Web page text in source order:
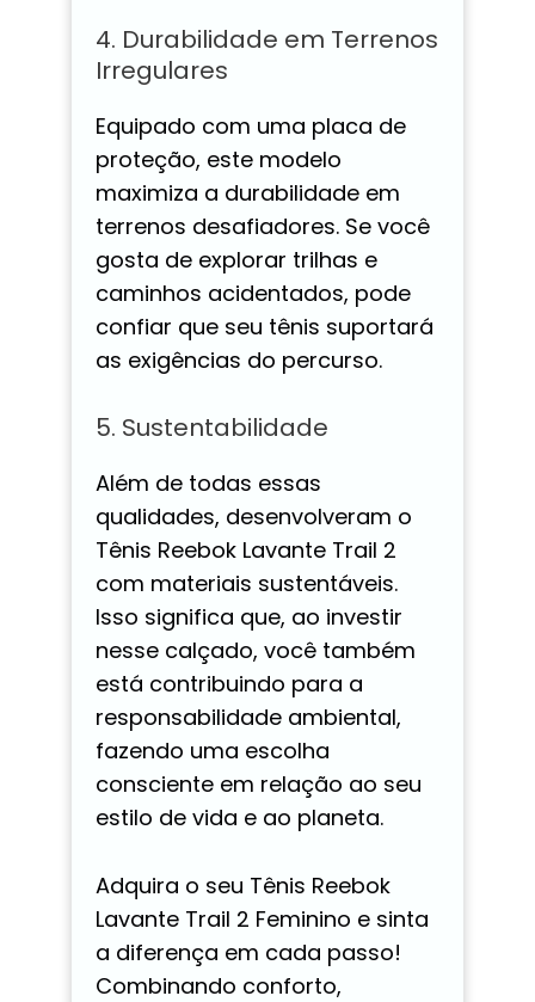
4. Durabilidade em Terrenos
Irregulares
Equipado com uma placa de
proteção, este modelo
maximiza a durabilidade em
terrenos desafiadores. Se você
gosta de explorar trilhas e
caminhos acidentados, pode
confiar que seu tênis suportará
as exigências do percurso.
5. Sustentabilidade
Além de todas essas
qualidades, desenvolveram o
Tênis Reebok Lavante Trail 2
com materiais sustentáveis.
Isso significa que, ao investir
nesse calçado, você também
está contribuindo para a
responsabilidade ambiental,
fazendo uma escolha
consciente em relação ao seu
estilo de vida e ao planeta.
Adquira o seu Tênis Reebok
Lavante Trail 2 Feminino e sinta
a diferença em cada passo!
Combinando conforto,